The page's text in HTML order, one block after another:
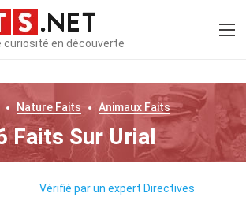
en découverte
Nature Faits Animaux Faits
Faits Sur Urial
Vérifié par un expert Directives